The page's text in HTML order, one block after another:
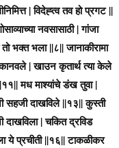
| विदेह्त्व तव हो प्रगट ||
नवसासाठी | गांजा
भक्त भला ||८|| जानाकीरामा
| खाउन कृतार्थ त्या केले
मध माश्यांचे डंख तुवा |
दाखविले ||१३|| कुस्ती
दाखविला | चकित द्रविड
ये प्रचीती ||१६|| टाकळीकर